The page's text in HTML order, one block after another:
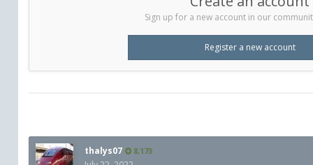
Sign up for a new account in our
Register a new account
thalys07 8,173